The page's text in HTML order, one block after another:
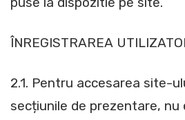
ÎNREGISTRAREA
2.1. Pentru accesarea site-
secțiunile de prezentare, nu